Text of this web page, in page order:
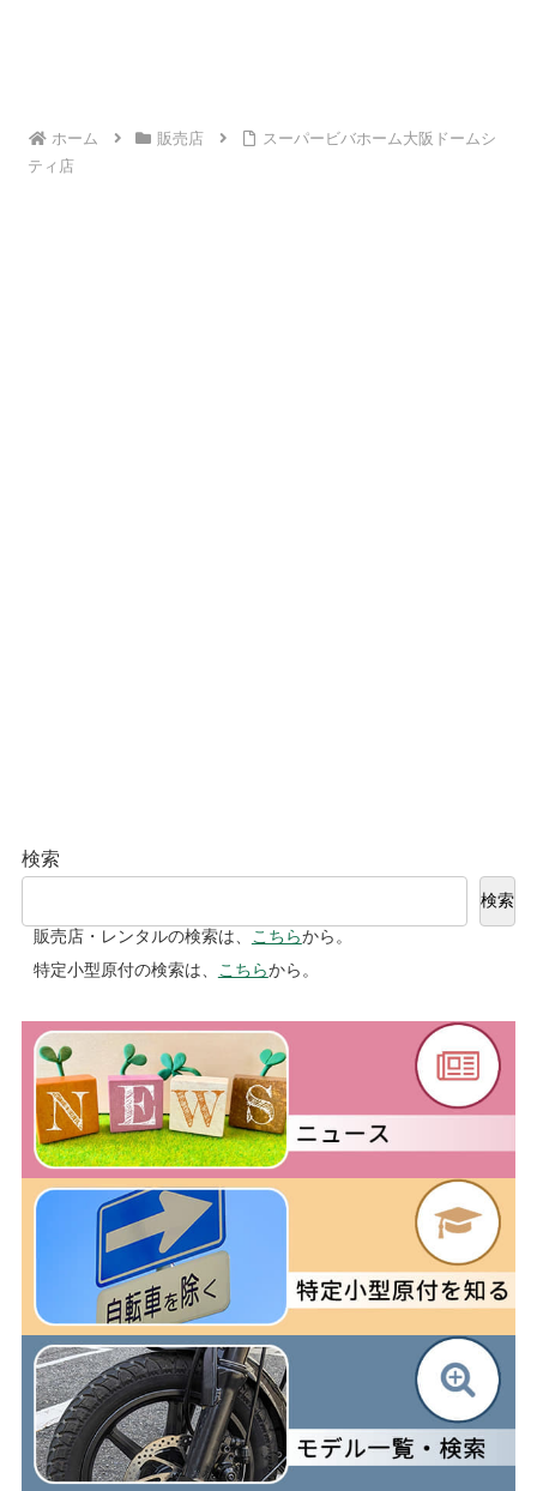
ホーム 販売店
スーパービバホーム大阪ドームシ
ティ店
検索
検索
販売店・レンタルの検索は、
こちらから。
特定小型原付の検索は、
こちらから。